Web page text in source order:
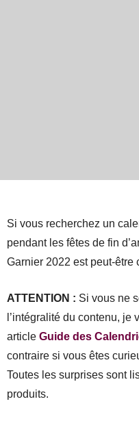
Si vous recherchez un
pendant les fêtes de fin
Garnier 2022 est peut-être
ATTENTION : Si vous ne
l’intégralité du contenu, je
article Guide des
contraire si vous êtes
Toutes les surprises sont
produits.